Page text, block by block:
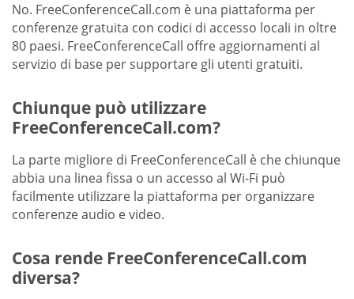
No. FreeConferenceCall.com è una piattaforma per
conferenze gratuita con codici di accesso locali in oltre
80 paesi. FreeConferenceCall offre aggiornamenti al
servizio di base per supportare gli utenti gratuiti.
Chiunque può utilizzare
FreeConferenceCall.com?
La parte migliore di FreeConferenceCall è che chiunque
abbia una linea fissa o un accesso al Wi-Fi può
facilmente utilizzare la piattaforma per organizzare
conferenze audio e video.
Cosa rende FreeConferenceCall.com
diversa?